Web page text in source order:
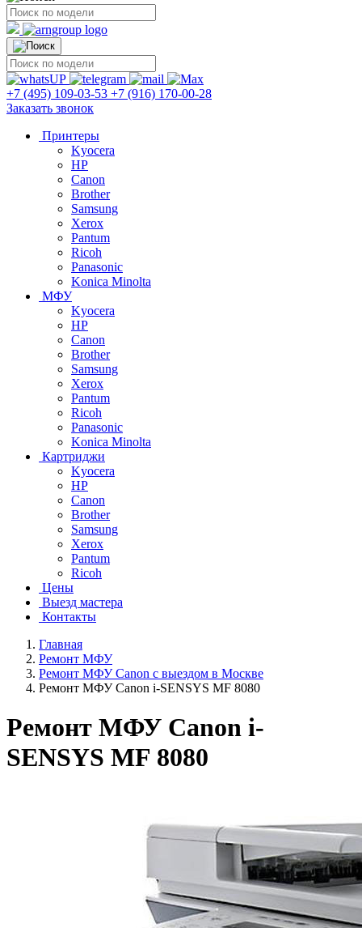
+7 (495) 109-03-53 +7 (916) 170-00-28
Заказать звонок
Принтеры
Kyocera
HP
Canon
Brother
Samsung
Xerox
Pantum
Ricoh
Panasonic
Konica Minolta
МФУ
Kyocera
HP
Canon
Brother
Samsung
Xerox
Pantum
Ricoh
Panasonic
Konica Minolta
Картриджи
Kyocera
HP
Canon
Brother
Samsung
Xerox
Pantum
Ricoh
Цены
Выезд мастера
Контакты
Главная
Ремонт МФУ
Ремонт МФУ Canon с выездом в Москве
Ремонт МФУ Canon i-SENSYS MF 8080
Ремонт МФУ Canon i-
SENSYS MF 8080